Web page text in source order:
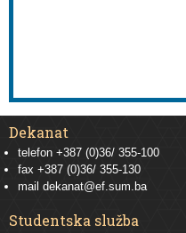
Dekanat
telefon +387 (0)36/ 355-100
fax +387 (0)36/ 355-130
mail dekanat@ef.sum.ba
Studentska služba